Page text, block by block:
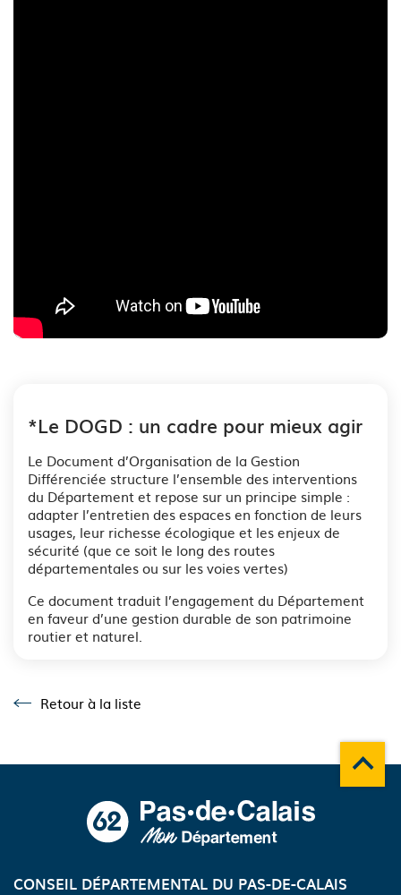
*Le DOGD : un cadre pour mieux agir
Le Document d’Organisation de la Gestion
Différenciée structure l’ensemble des interventions
du Département et repose sur un principe simple :
adapter l’entretien des espaces en fonction de leurs
usages, leur richesse écologique et les enjeux de
sécurité (que ce soit le long des routes
départementales ou sur les voies vertes)
Ce document traduit l’engagement du Département
en faveur d’une gestion durable de son patrimoine
routier et naturel.
Retour à la liste
Retour à la liste
CONSEIL DÉPARTEMENTAL DU PAS-DE-CALAIS